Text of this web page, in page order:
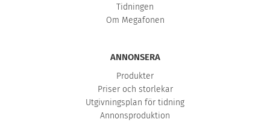
Tidningen
Om Megafonen
ANNONSERA
Produkter
Priser och storlekar
Utgivningsplan för tidning
Annonsproduktion